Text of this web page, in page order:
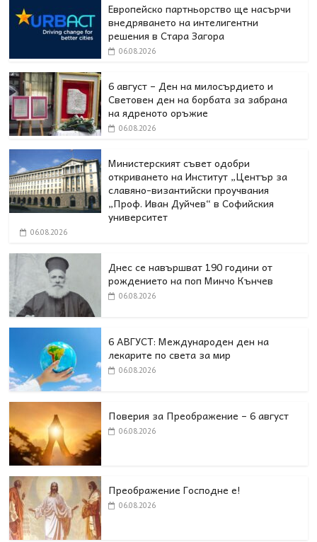
Европейско партньорство ще насърчи
внедряването на интелигентни
решения в Стара Загора
06.08.2026
6 август – Ден на милосърдието и
Световен ден на борбата за забрана
на ядреното оръжие
06.08.2026
Министерският съвет одобри
откриването на Институт „Център за
славяно-византийски проучвания
„Проф. Иван Дуйчев“ в Софийския
университет
06.08.2026
Днес се навършват 190 години от
рождението на поп Минчо Кънчев
06.08.2026
6 АВГУСТ: Международен ден на
лекарите по света за мир
06.08.2026
Поверия за Преображение – 6 август
06.08.2026
Преображение Господне е!
06.08.2026